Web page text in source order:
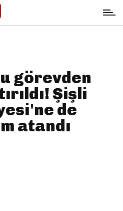
görevden
Şişli
de
atandı